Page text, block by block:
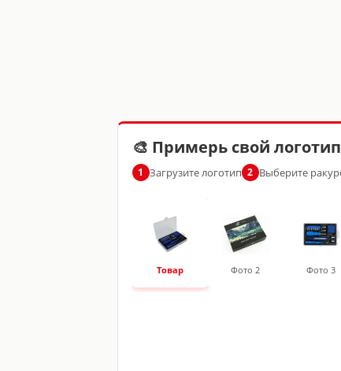
🎨 Примерь свой логотип
1 Загрузите логотип 2 Выберите
Товар Фото 2 Фото 3